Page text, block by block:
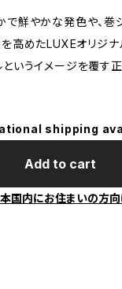
鮮やかな発色や、巻
高めたLUXEオリジナ
いうイメージを覆す
shipping
Add to cart
国内にお住まいの方